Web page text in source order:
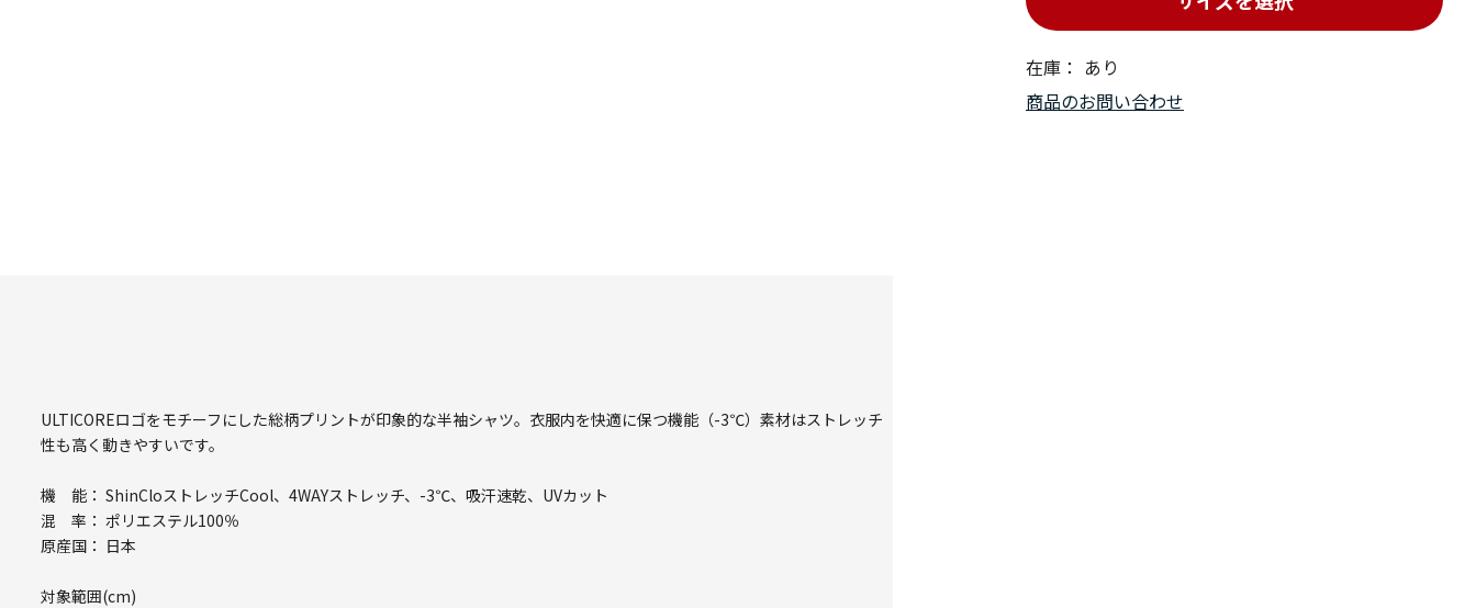
在庫： あり
商品のお問い合わせ
ULTICOREロゴをモチーフにした総柄プリントが印象的な半袖シャツ。衣服内を快適に保つ機能（-3℃）素材はストレッチ
性も高く動きやすいです。
機 能： ShinCloストレッチCool、4WAYストレッチ、-3℃、吸汗速乾、UVカット
混 率： ポリエステル100％
原産国： 日本
対象範囲(cm)